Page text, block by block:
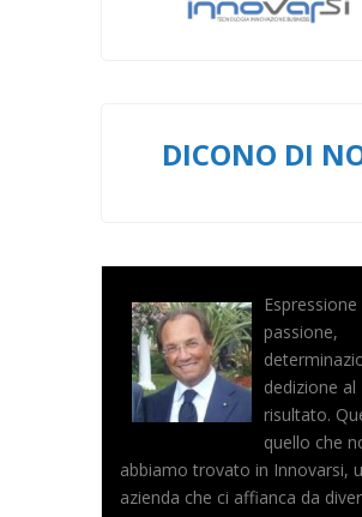
DICONO DI
Espressione
passione,
dedizione al
risultato.
quello che
abbiamo trovato in Innovarsi,
azienda che ci affianca da